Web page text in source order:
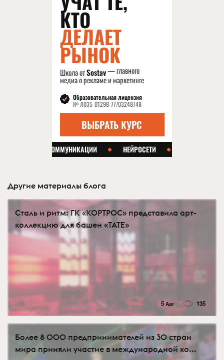
Другие материалы блога
Сталь и ритм: ГК «КОРТРОС» представила арт-
коллекцию для башен «TATE»
5 Авг 135
Более 8 000 предпринимателей из 30 стран
мира приняли участие в международной ко...